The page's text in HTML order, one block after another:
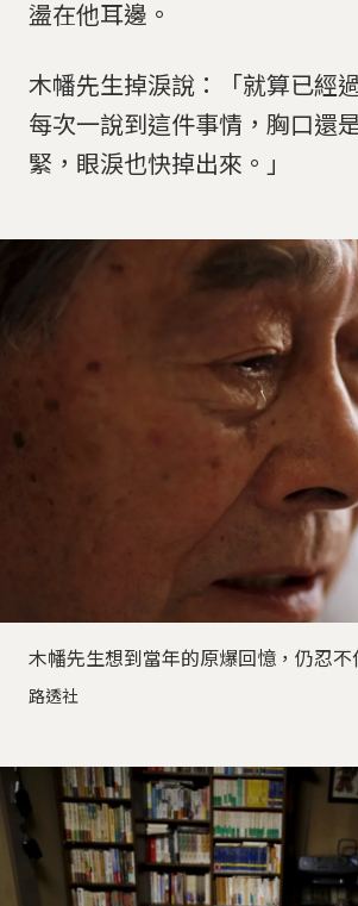
盪在他耳邊。
木幡先生掉淚說：「就算已經
每次一說到這件事情，胸口還
緊，眼淚也快掉出來。」
木幡先生想到當年的原爆回憶，仍忍不
路透社